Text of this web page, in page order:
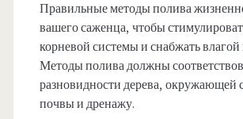
Правильные методы полива
вашего саженца, чтобы
корневой системы и снабжать влагой
Методы полива должны
разновидности дерева, окружающей
почвы и дренажу.